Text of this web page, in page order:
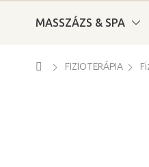
MASSZÁZS & SPA
Kezdőlap
FIZIOTERÁPIA